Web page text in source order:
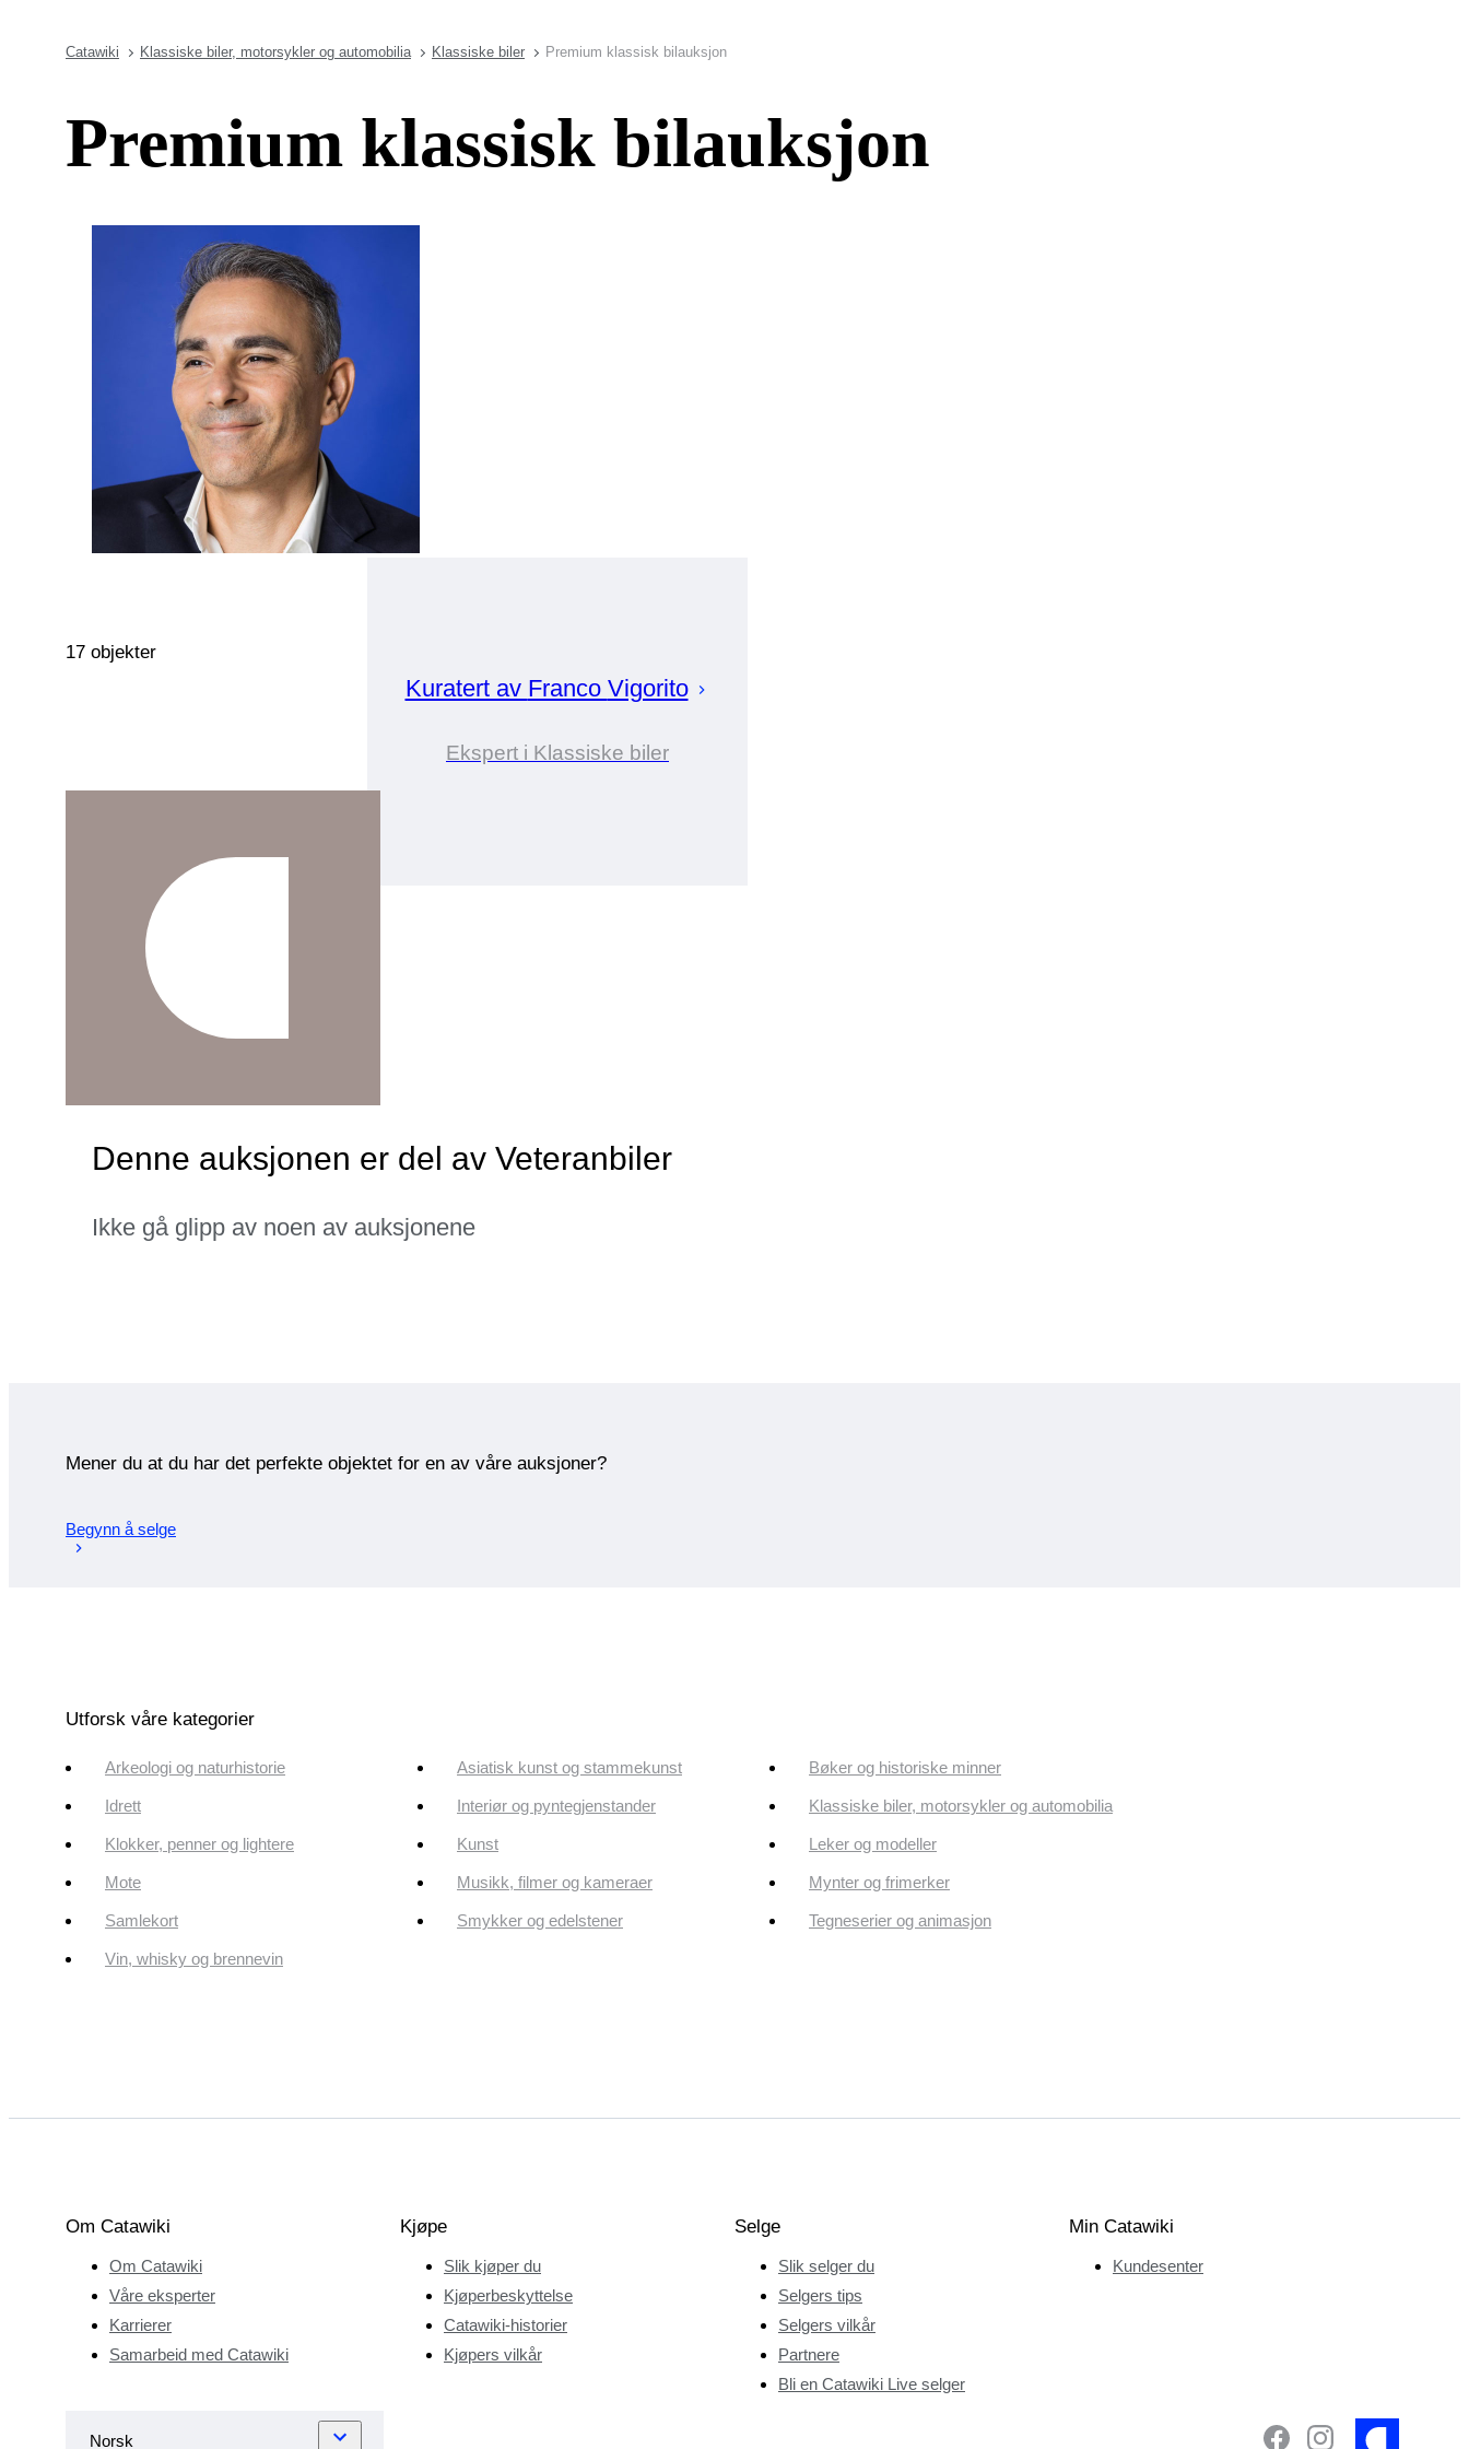
Catawiki Klassiske biler, motorsykler og automobilia Klassiske biler Premium klassisk bilauksjon
Premium klassisk bilauksjon
Kuratert av Franco Vigorito
Ekspert i Klassiske biler
17 objekter
Denne auksjonen er del av Veteranbiler
Ikke gå glipp av noen av auksjonene
Mener du at du har det perfekte objektet for en av våre auksjoner?
Begynn å selge
Utforsk våre kategorier
Arkeologi og naturhistorie Asiatisk kunst og stammekunst Bøker og historiske minner
Idrett Interiør og pyntegjenstander Klassiske biler, motorsykler og automobilia
Klokker, penner og lightere Kunst Leker og modeller
Mote Musikk, filmer og kameraer Mynter og frimerker
Samlekort Smykker og edelstener Tegneserier og animasjon
Vin, whisky og brennevin
Om Catawiki
Om Catawiki
Våre eksperter
Karrierer
Samarbeid med Catawiki
Kjøpe
Slik kjøper du
Kjøperbeskyttelse
Catawiki-historier
Kjøpers vilkår
Selge
Slik selger du
Selgers tips
Selgers vilkår
Partnere
Bli en Catawiki Live selger
Min Catawiki
Kundesenter